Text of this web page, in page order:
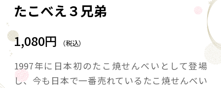
たこべえ３兄弟
1,080円 （税込）
1997年に日本初のたこ焼せんべいとして登場
し、今も日本で一番売れているたこ焼せんべい